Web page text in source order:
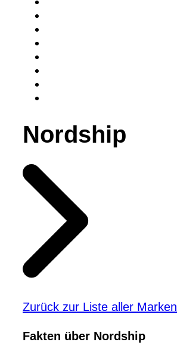
Nordship
Zurück zur Liste aller Marken
Fakten über Nordship